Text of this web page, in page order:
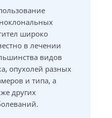
широко
в лечении
видов
опухолей разных
и типа, а
других